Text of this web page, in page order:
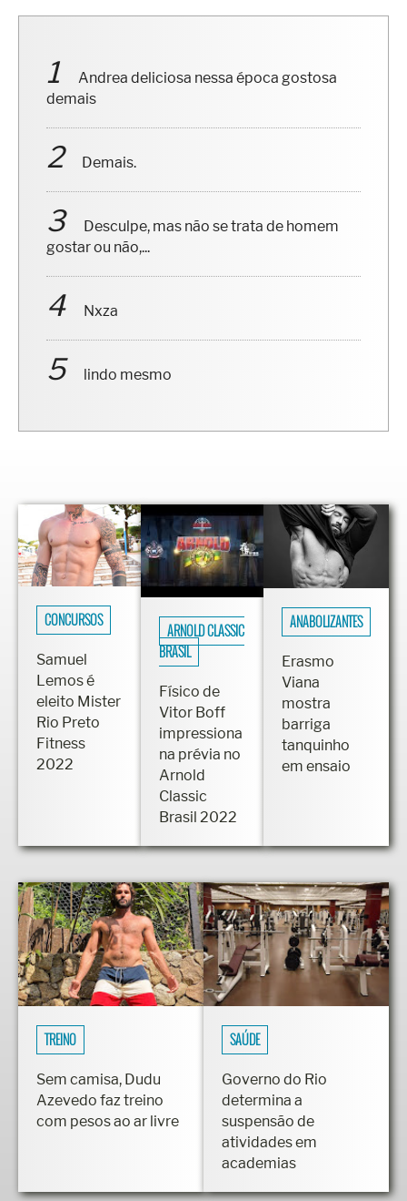
Andrea deliciosa nessa época gostosa
demais
Demais.
Desculpe, mas não se trata de homem
gostar ou não,...
Nxza
lindo mesmo
CONCURSOS
Samuel
Lemos é
eleito Mister
Rio Preto
Fitness
2022
ARNOLD CLASSIC
BRASIL
Físico de
Vitor Boff
impressiona
na prévia no
Arnold
Classic
Brasil 2022
ANABOLIZANTES
Erasmo
Viana
mostra
barriga
tanquinho
em ensaio
TREINO
Sem camisa, Dudu
Azevedo faz treino
com pesos ao ar livre
SAÚDE
Governo do Rio
determina a
suspensão de
atividades em
academias